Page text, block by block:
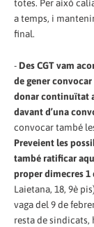
totes. Per això
a temps, i
final.
- Des CGT vam
de gener
donar continuïtat
davant d’una
convocar també
Preveient les
també ratificar
proper dimecres 1
Laietana, 18, 9è
vaga del 9 de
resta de